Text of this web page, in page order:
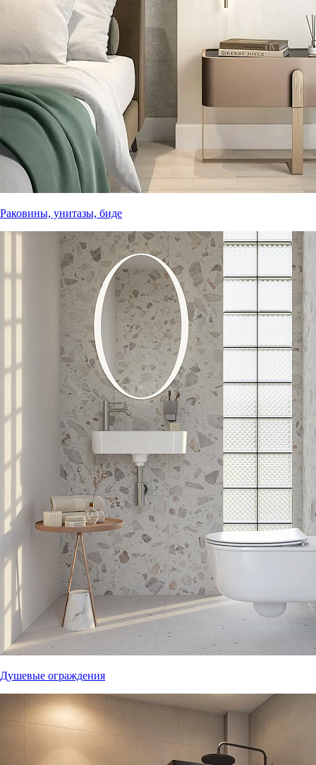
Раковины, унитазы, биде
Душевые ограждения